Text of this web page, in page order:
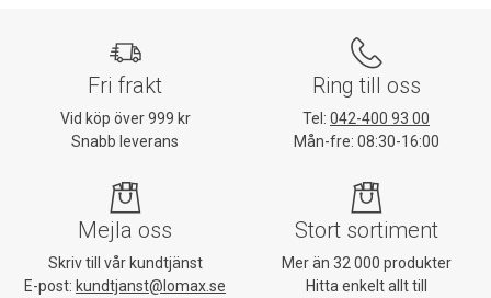
Fri frakt
Vid köp över 999 kr
Snabb leverans
Ring till oss
Tel: 042-400 93 00
Mån-fre: 08:30-16:00
Mejla oss
Skriv till vår kundtjänst
E-post: kundtjanst@lomax.se
Stort sortiment
Mer än 32 000 produkter
Hitta enkelt allt till